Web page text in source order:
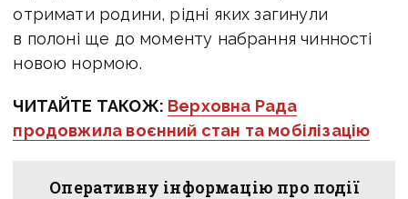
отримати родини, рідні яких загинули
в полоні ще до моменту набрання чинності
новою нормою.
ЧИТАЙТЕ ТАКОЖ: Верховна Рада
продовжила воєнний стан та мобілізацію
Оперативну інформацію про події